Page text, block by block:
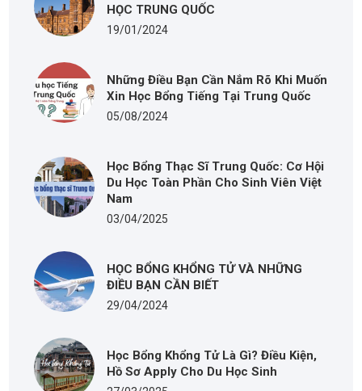
HỌC TRUNG QUỐC
19/01/2024
Những Điều Bạn Cần Nắm Rõ Khi Muốn
Xin Học Bổng Tiếng Tại Trung Quốc
05/08/2024
Học Bổng Thạc Sĩ Trung Quốc: Cơ Hội
Du Học Toàn Phần Cho Sinh Viên Việt
Nam
03/04/2025
HỌC BỔNG KHỔNG TỬ VÀ NHỮNG
ĐIỀU BẠN CẦN BIẾT
29/04/2024
Học Bổng Khổng Tử Là Gì? Điều Kiện,
Hồ Sơ Apply Cho Du Học Sinh